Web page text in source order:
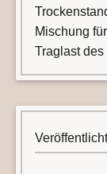
Mischung
Traglast